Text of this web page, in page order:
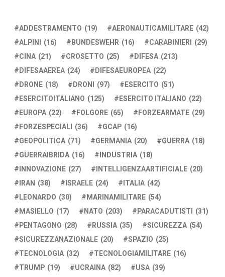
ADDESTRAMENTO (19) AERONAUTICAMILITARE (42)
ALPINI (16) BUNDESWEHR (16) CARABINIERI (29)
CINA (21) CROSETTO (25) DIFESA (213)
DIFESAAEREA (24) DIFESAEUROPEA (22)
DRONE (18) DRONI (97) ESERCITO (51)
ESERCITOITALIANO (125) ESERCITO ITALIANO (22)
EUROPA (22) FOLGORE (65) FORZEARMATE (29)
FORZESPECIALI (36) GCAP (16)
GEOPOLITICA (71) GERMANIA (20) GUERRA (18)
GUERRAIBRIDA (16) INDUSTRIA (18)
INNOVAZIONE (27) INTELLIGENZAARTIFICIALE (20)
IRAN (38) ISRAELE (24) ITALIA (42)
LEONARDO (30) MARINAMILITARE (54)
MASIELLO (17) NATO (203) PARACADUTISTI (31)
PENTAGONO (28) RUSSIA (35) SICUREZZA (54)
SICUREZZANAZIONALE (20) SPAZIO (25)
TECNOLOGIA (32) TECNOLOGIAMILITARE (16)
TRUMP (19) UCRAINA (82) USA (39)